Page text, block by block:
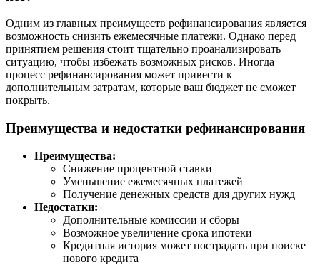
Одним из главных преимуществ рефинансирования является
возможность снизить ежемесячные платежи. Однако перед
принятием решения стоит тщательно проанализировать
ситуацию, чтобы избежать возможных рисков. Иногда
процесс рефинансирования может привести к
дополнительным затратам, которые ваш бюджет не сможет
покрыть.
Преимущества и недостатки рефинансирования
Преимущества:
Снижение процентной ставки
Уменьшение ежемесячных платежей
Получение денежных средств для других нужд
Недостатки:
Дополнительные комиссии и сборы
Возможное увеличение срока ипотеки
Кредитная история может пострадать при поиске
нового кредита